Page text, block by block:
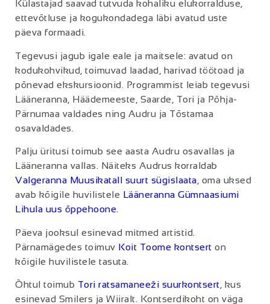
Külastajad saavad tutvuda kohaliku elukorralduse,
ettevõtluse ja kogukondadega läbi avatud uste
päeva formaadi.
Tegevusi jagub igale eale ja maitsele: avatud on
kodukohvikud, toimuvad laadad, harivad töötoad ja
põnevad ekskursioonid. Programmist leiab tegevusi
Lääneranna, Häädemeeste, Saarde, Tori ja Põhja-
Pärnumaa valdades ning Audru ja Tõstamaa
osavaldades.
Palju üritusi toimub see aasta Audru osavallas ja
Lääneranna vallas. Näiteks Audrus korraldab
Valgeranna Muusikatall suurt sügislaata , oma uksed
avab kõigile huvilistele Lääneranna Gümnaasiumi
Lihula uus õppehoone.
Päeva jooksul esinevad mitmed artistid.
Pärnamägedes toimuv Koit Toome kontsert on
kõigile huvilistele tasuta.
Õhtul toimub Tori ratsamaneeži suurkontsert , kus
esinevad Smilers ja Wiiralt. Kontserdikoht on väga